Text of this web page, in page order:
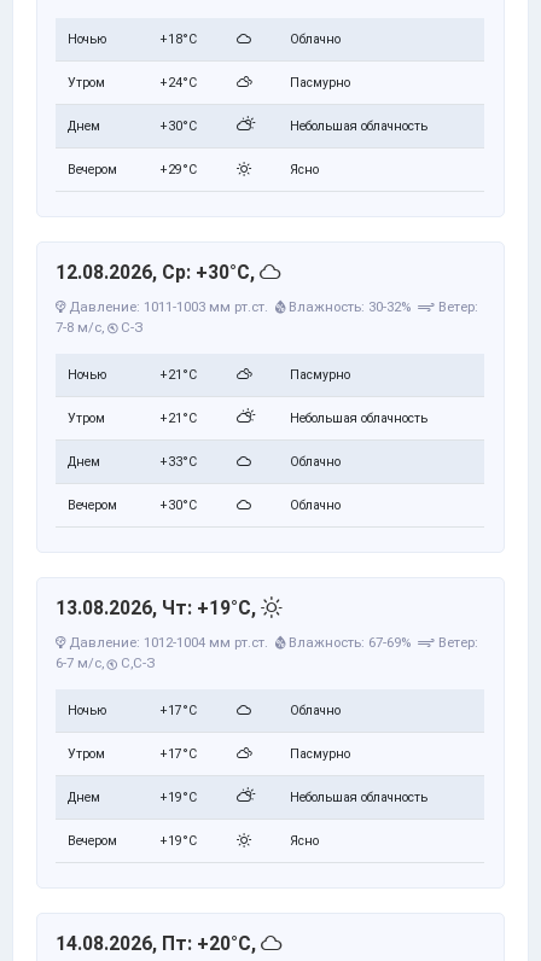
Ночью +18°C Облачно
Утром +24°C Пасмурно
Днем +30°C Небольшая облачность
Вечером +29°C Ясно
12.08.2026, Ср: +30°C,
Давление: 1011-1003 мм рт.ст. Влажность: 30-32%
Ветер:
7-8 м/с, С-З
Ночью +21°C Пасмурно
Утром +21°C Небольшая облачность
Днем +33°C Облачно
Вечером +30°C Облачно
13.08.2026, Чт: +19°C,
Давление: 1012-1004 мм рт.ст. Влажность: 67-69%
Ветер:
6-7 м/с,
С,С-З
Ночью +17°C Облачно
Утром +17°C Пасмурно
Днем +19°C Небольшая облачность
Вечером +19°C Ясно
14.08.2026, Пт: +20°C,